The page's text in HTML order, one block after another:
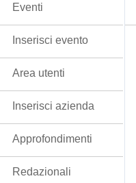
Eventi
Inserisci evento
Area utenti
Inserisci azienda
Approfondimenti
Redazionali